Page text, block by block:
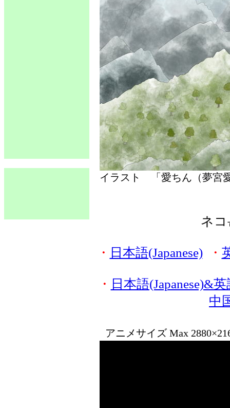
イラスト 「愛ちん（夢
ネ
・ 日本語(Japanese)・
・ 日本語(Japanese)&
中
アニメサイズ Max